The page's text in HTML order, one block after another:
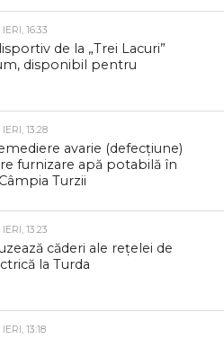
IERI, 16:33
de la „Trei Lacuri”
disponibil pentru
IERI, 13:28
avarie (defecțiune)
furnizare apă potabilă în
Turzii
IERI, 13:23
căderi ale rețelei de
la Turda
IERI, 13:18